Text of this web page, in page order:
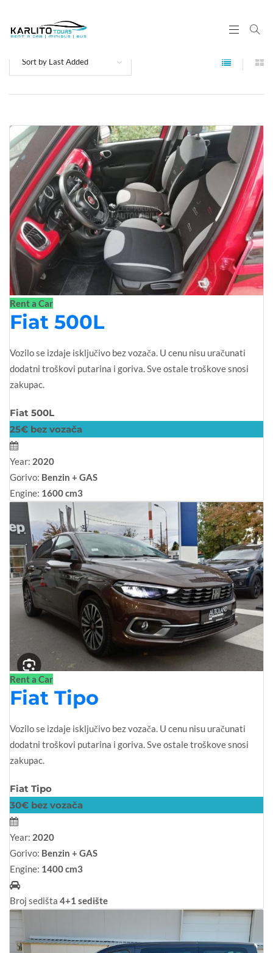
Sort by Last Added
Rent a Car
Fiat 500L
Vozilo se izdaje isključivo bez vozača. U cenu nisu uračunati
dodatni troškovi putarina i goriva. Sve ostale troškove snosi
zakupac.
Fiat 500L
25€ bez vozača
Year: 2020
Gorivo: Benzin + GAS
Engine: 1600 cm3
Rent a Car
Fiat Tipo
Vozilo se izdaje isključivo bez vozača. U cenu nisu uračunati
dodatni troškovi putarina i goriva. Sve ostale troškove snosi
zakupac.
Fiat Tipo
30€ bez vozača
Year: 2020
Gorivo: Benzin + GAS
Engine: 1400 cm3
Broj sedišta 4+1 sedište